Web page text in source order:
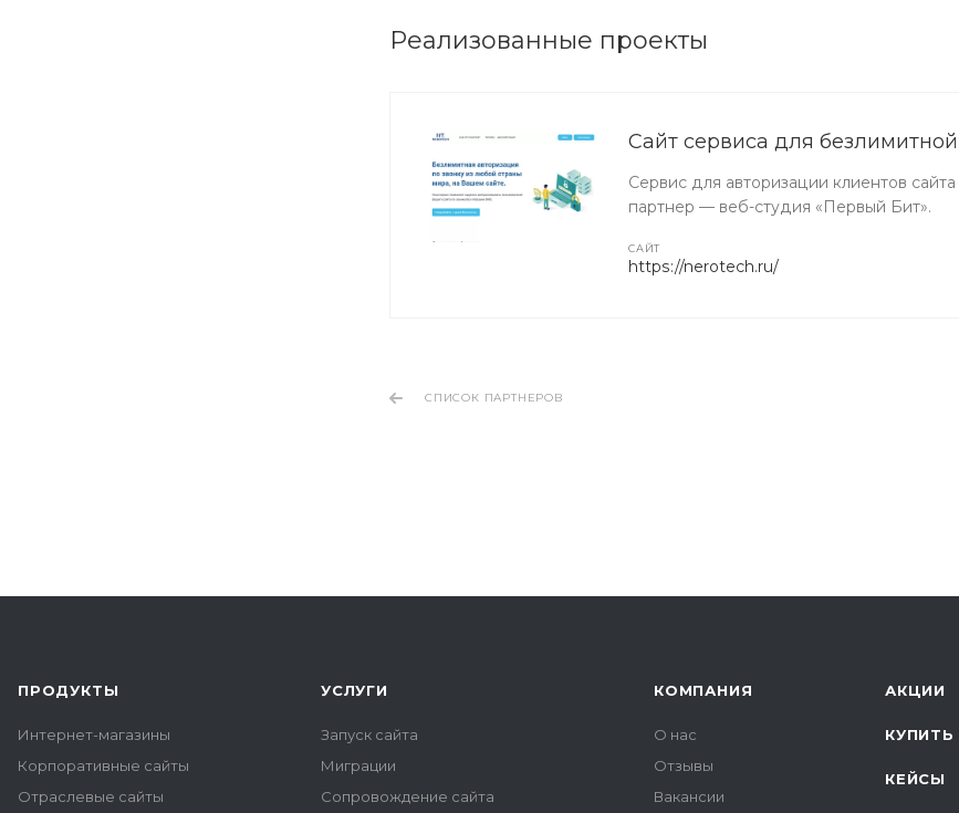
Реализованные проекты
Сайт сервиса для
Сервис для авторизации клиентов
партнер — веб-студия «Первый Бит».
CАЙТ
https://nerotech.ru/
СПИСОК ПАРТНЕРОВ
ПРОДУКТЫ
Интернет-магазины
Корпоративные сайты
Отраслевые сайты
УСЛУГИ
Запуск сайта
Миграции
Сопровождение сайта
КОМПАНИЯ
О нас
Отзывы
Вакансии
АКЦИИ
КУПИТЬ
КЕЙСЫ